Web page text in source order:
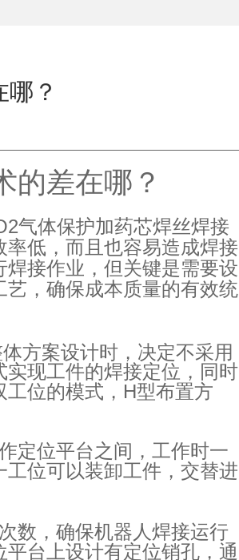
？
的差在哪？
气体保护加药芯焊丝焊接
低，而且也容易造成焊接
接作业，但关键是需要设
，确保成本质量的有效统
方案设计时，决定不采用
现工件的焊接定位，同时
位的模式， H型布置方
定位平台之间，工作时一
位可以装卸工件，交替进
数，确保机器人焊接运行
台上设计有定位销孔，通